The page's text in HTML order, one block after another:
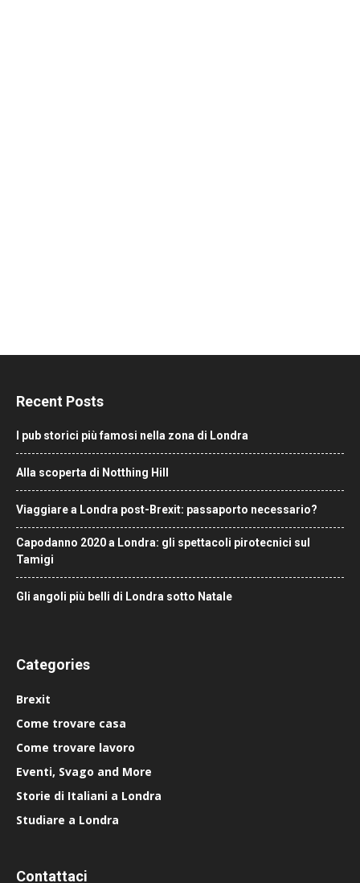
Recent Posts
I pub storici più famosi nella zona di Londra
Alla scoperta di Notthing Hill
Viaggiare a Londra post-Brexit: passaporto necessario?
Capodanno 2020 a Londra: gli spettacoli pirotecnici sul
Tamigi
Gli angoli più belli di Londra sotto Natale
Categories
Brexit
Come trovare casa
Come trovare lavoro
Eventi, Svago and More
Storie di Italiani a Londra
Studiare a Londra
Contattaci